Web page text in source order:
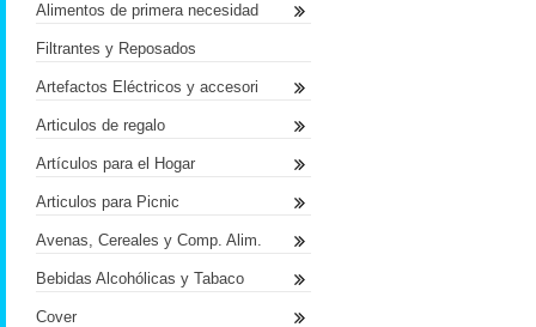
Alimentos de primera necesidad
Filtrantes y Reposados
Artefactos Eléctricos y accesori
Articulos de regalo
Artículos para el Hogar
Articulos para Picnic
Avenas, Cereales y Comp. Alim.
Bebidas Alcohólicas y Tabaco
Cover